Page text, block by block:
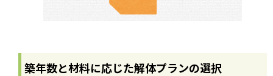
築年数と材料に応じた解体プランの選択